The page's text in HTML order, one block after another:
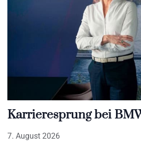
Karrieresprung bei
7. August 2026